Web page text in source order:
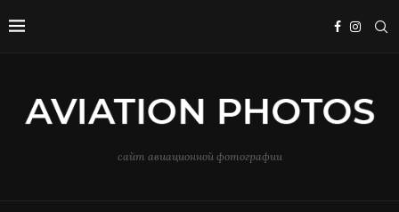
сайт авиационной фотографии